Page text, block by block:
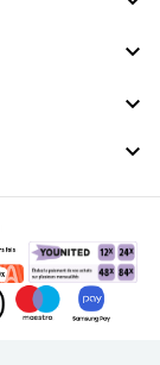


